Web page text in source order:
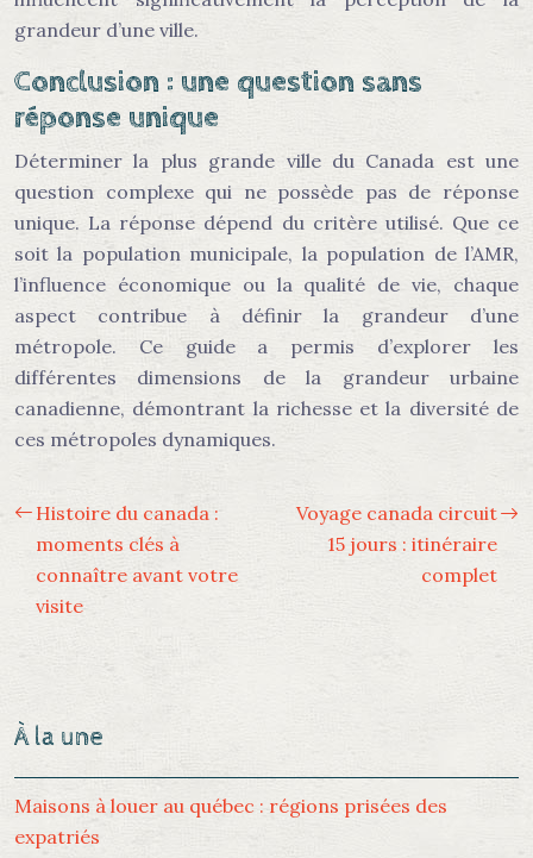
grandeur d’une ville.
Conclusion : une question sans
réponse unique
Déterminer la plus grande ville du Canada est une
question complexe qui ne possède pas de réponse
unique. La réponse dépend du critère utilisé. Que ce
soit la population municipale, la population de l’AMR,
l’influence économique ou la qualité de vie, chaque
aspect contribue à définir la grandeur d’une
métropole. Ce guide a permis d’explorer les
différentes dimensions de la grandeur urbaine
canadienne, démontrant la richesse et la diversité de
ces métropoles dynamiques.
Histoire du canada :
moments clés à
connaître avant votre
visite
Voyage canada circuit
15 jours : itinéraire
complet
À la une
Maisons à louer au québec : régions prisées des
expatriés